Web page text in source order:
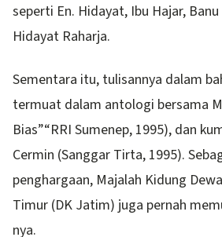
seperti En. Hidayat, Ibu Hajar,
Hidayat Raharja.
Sementara itu, tulisannya dalam
termuat dalam antologi bersama
Bias”“RRI Sumenep, 1995), dan
Cermin (Sanggar Tirta, 1995).
penghargaan, Majalah Kidung
Timur (DK Jatim) juga pernah
nya.